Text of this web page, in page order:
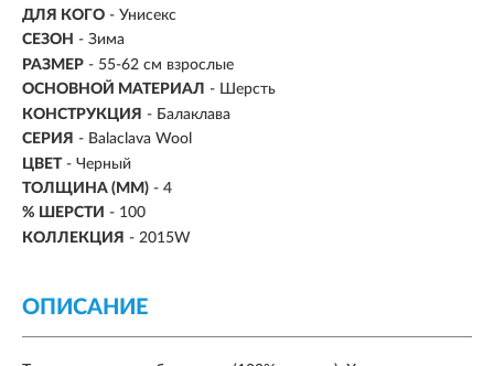
ДЛЯ КОГО - Унисекс
СЕЗОН - Зима
РАЗМЕР - 55-62 см взрослые
ОСНОВНОЙ МАТЕРИАЛ - Шерсть
КОНСТРУКЦИЯ - Балаклава
СЕРИЯ - Balaclava Wool
ЦВЕТ - Черный
ТОЛЩИНА (ММ) - 4
% ШЕРСТИ - 100
КОЛЛЕКЦИЯ - 2015W
ОПИСАНИЕ